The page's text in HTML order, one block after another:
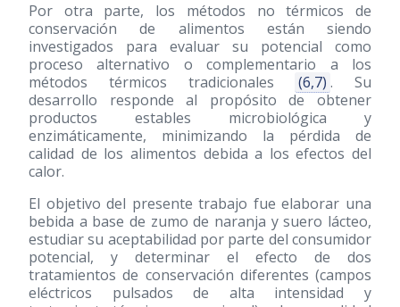
Por otra parte, los métodos no térmicos de
conservación de alimentos están siendo
investigados para evaluar su potencial como
proceso alternativo o complementario a los
métodos térmicos tradicionales
(6,7) . Su
desarrollo responde al propósito de obtener
productos estables microbiológica y
enzimáticamente, minimizando la pérdida de
calidad de los alimentos debida a los efectos del
calor.
El objetivo del presente trabajo fue elaborar una
bebida a base de zumo de naranja y suero lácteo,
estudiar su aceptabilidad por parte del consumidor
potencial, y determinar el efecto de dos
tratamientos de conservación diferentes (campos
eléctricos pulsados de alta intensidad y